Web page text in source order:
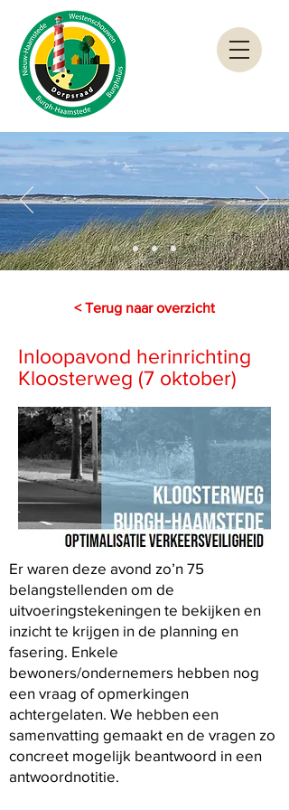
< Terug naar overzicht
Inloopavond herinrichting
Kloosterweg (7 oktober)
Er waren deze avond zo’n 75
belangstellenden om de
uitvoeringstekeningen te bekijken en
inzicht te krijgen in de planning en
fasering. Enkele
bewoners/ondernemers hebben nog
een vraag of opmerkingen
achtergelaten. We hebben een
samenvatting gemaakt en de vragen zo
concreet mogelijk beantwoord in een
antwoordnotitie.